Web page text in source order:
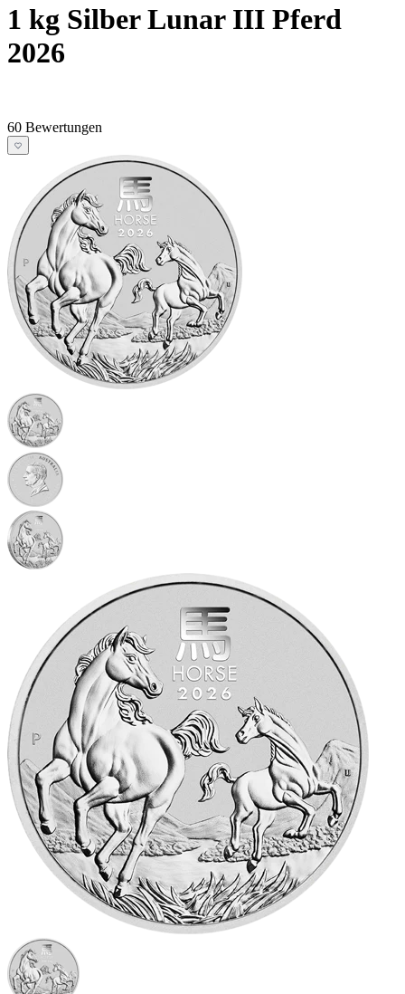
1 kg Silber Lunar III Pferd
2026
60 Bewertungen